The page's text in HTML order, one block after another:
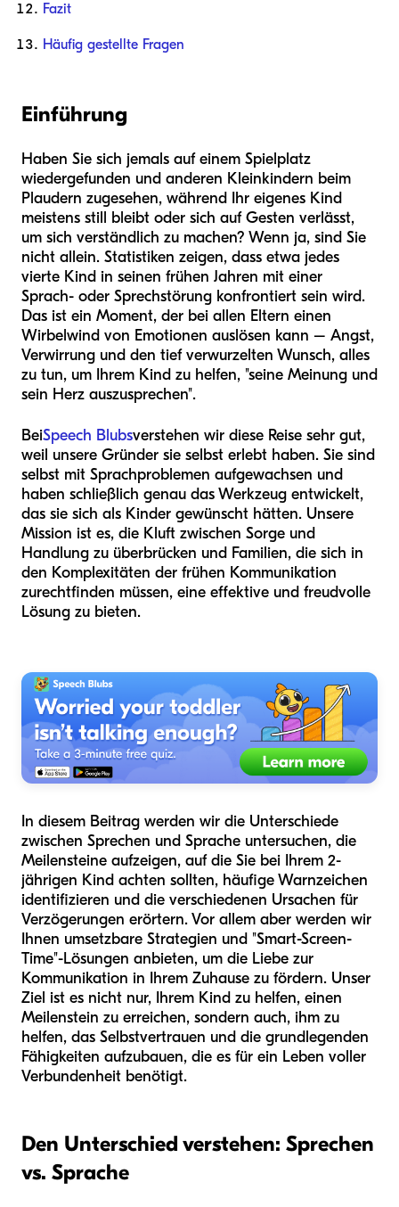
Fazit
Häufig gestellte Fragen
Einführung
Haben Sie sich jemals auf einem Spielplatz
wiedergefunden und anderen Kleinkindern beim
Plaudern zugesehen, während Ihr eigenes Kind
meistens still bleibt oder sich auf Gesten verlässt,
um sich verständlich zu machen? Wenn ja, sind Sie
nicht allein. Statistiken zeigen, dass etwa jedes
vierte Kind in seinen frühen Jahren mit einer
Sprach- oder Sprechstörung konfrontiert sein wird.
Das ist ein Moment, der bei allen Eltern einen
Wirbelwind von Emotionen auslösen kann – Angst,
Verwirrung und den tief verwurzelten Wunsch, alles
zu tun, um Ihrem Kind zu helfen, "seine Meinung und
sein Herz auszusprechen".
BeiSpeech Blubsverstehen wir diese Reise sehr gut,
weil unsere Gründer sie selbst erlebt haben. Sie sind
selbst mit Sprachproblemen aufgewachsen und
haben schließlich genau das Werkzeug entwickelt,
das sie sich als Kinder gewünscht hätten. Unsere
Mission ist es, die Kluft zwischen Sorge und
Handlung zu überbrücken und Familien, die sich in
den Komplexitäten der frühen Kommunikation
zurechtfinden müssen, eine effektive und freudvolle
Lösung zu bieten.
In diesem Beitrag werden wir die Unterschiede
zwischen Sprechen und Sprache untersuchen, die
Meilensteine aufzeigen, auf die Sie bei Ihrem 2-
jährigen Kind achten sollten, häufige Warnzeichen
identifizieren und die verschiedenen Ursachen für
Verzögerungen erörtern. Vor allem aber werden wir
Ihnen umsetzbare Strategien und "Smart-Screen-
Time"-Lösungen anbieten, um die Liebe zur
Kommunikation in Ihrem Zuhause zu fördern. Unser
Ziel ist es nicht nur, Ihrem Kind zu helfen, einen
Meilenstein zu erreichen, sondern auch, ihm zu
helfen, das Selbstvertrauen und die grundlegenden
Fähigkeiten aufzubauen, die es für ein Leben voller
Verbundenheit benötigt.
Den Unterschied verstehen: Sprechen
vs. Sprache